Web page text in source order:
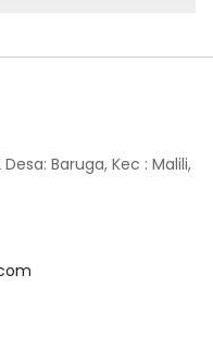
Baruga, Kec : Malili,